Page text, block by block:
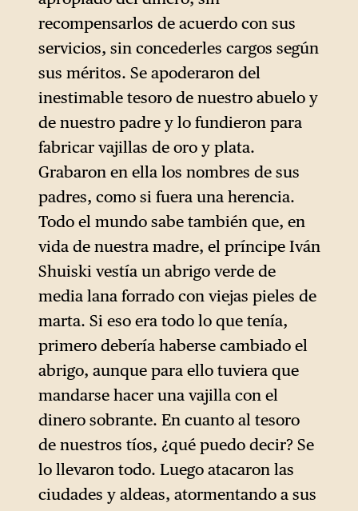
recompensarlos de acuerdo con sus
servicios, sin concederles cargos según
sus méritos. Se apoderaron del
inestimable tesoro de nuestro abuelo y
de nuestro padre y lo fundieron para
fabricar vajillas de oro y plata.
Grabaron en ella los nombres de sus
padres, como si fuera una herencia.
Todo el mundo sabe también que, en
vida de nuestra madre, el príncipe Iván
Shuiski vestía un abrigo verde de
media lana forrado con viejas pieles de
marta. Si eso era todo lo que tenía,
primero debería haberse cambiado el
abrigo, aunque para ello tuviera que
mandarse hacer una vajilla con el
dinero sobrante. En cuanto al tesoro
de nuestros tíos, ¿qué puedo decir? Se
lo llevaron todo. Luego atacaron las
ciudades y aldeas, atormentando a sus